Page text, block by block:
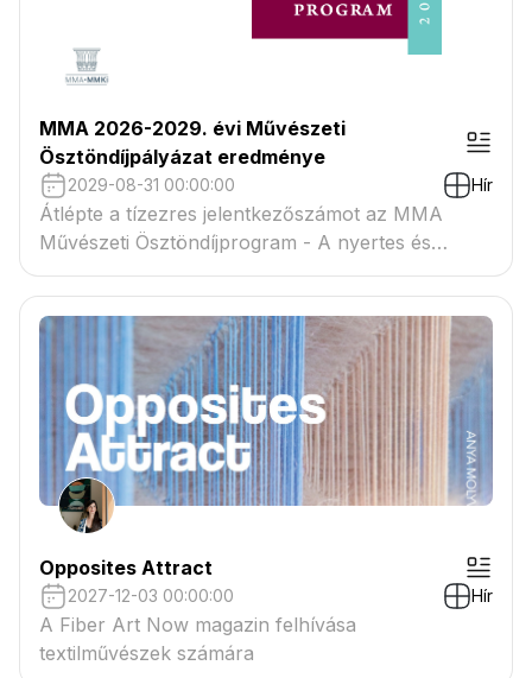
MMA 2026-2029. évi Művészeti
Ösztöndíjpályázat eredménye
2029-08-31 00:00:00 Hír
Átlépte a tízezres jelentkezőszámot az MMA
Művészeti Ösztöndíjprogram - A nyertes és
tartaléklistás pályázók névsora megtekinthető a
csatolmányban
Opposites Attract
2027-12-03 00:00:00 Hír
A Fiber Art Now magazin felhívása
textilművészek számára